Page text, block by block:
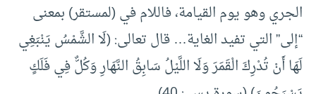
الجري وهو يوم القيامة، فاللام في (لمستقر) بمعنى
“إلى” التي تفيد الغاية… قال تعالى: (لَا الشَّمْسُ يَنْبَغِي
لَهَا أَنْ تُدْرِكَ الْقَمَرَ وَلَا اللَّيْلُ سَابِقُ النَّهَارِ وَكُلٌّ فِي فَلَكٍ